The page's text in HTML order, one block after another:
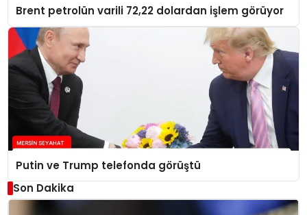
Brent petrolün varili 72,22 dolardan işlem görüyor
Putin ve Trump telefonda görüştü
Son Dakika